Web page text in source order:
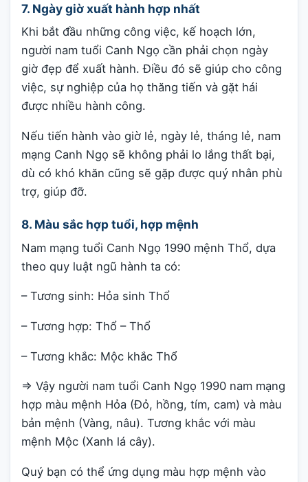
7. Ngày giờ xuất hành hợp nhất
Khi bắt đầu những công việc, kế hoạch lớn,
người nam tuổi Canh Ngọ cần phải chọn ngày
giờ đẹp để xuất hành. Điều đó sẽ giúp cho công
việc, sự nghiệp của họ thăng tiến và gặt hái
được nhiều hành công.
Nếu tiến hành vào giờ lẻ, ngày lẻ, tháng lẻ, nam
mạng Canh Ngọ sẽ không phải lo lắng thất bại,
dù có khó khăn cũng sẽ gặp được quý nhân phù
trợ, giúp đỡ.
8. Màu sắc hợp tuổi, hợp mệnh
Nam mạng tuổi Canh Ngọ 1990 mệnh Thổ, dựa
theo quy luật ngũ hành ta có:
– Tương sinh: Hỏa sinh Thổ
– Tương hợp: Thổ – Thổ
– Tương khắc: Mộc khắc Thổ
=> Vậy người nam tuổi Canh Ngọ 1990 nam mạng
hợp màu mệnh Hỏa (Đỏ, hồng, tím, cam) và màu
bản mệnh (Vàng, nâu). Tương khắc với màu
mệnh Mộc (Xanh lá cây).
Quý bạn có thể ứng dụng màu hợp mệnh vào